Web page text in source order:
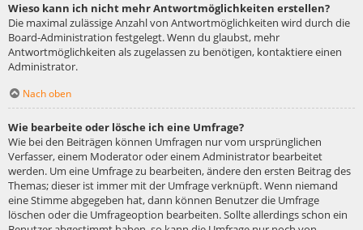
Wieso kann ich nicht mehr Antwortmöglichkeiten erstellen?
Die maximal zulässige Anzahl von Antwortmöglichkeiten wird durch die
Board-Administration festgelegt. Wenn du glaubst, mehr
Antwortmöglichkeiten als zugelassen zu benötigen, kontaktiere einen
Administrator.
Nach oben
Wie bearbeite oder lösche ich eine Umfrage?
Wie bei den Beiträgen können Umfragen nur vom ursprünglichen
Verfasser, einem Moderator oder einem Administrator bearbeitet
werden. Um eine Umfrage zu bearbeiten, ändere den ersten Beitrag des
Themas; dieser ist immer mit der Umfrage verknüpft. Wenn niemand
eine Stimme abgegeben hat, dann können Benutzer die Umfrage
löschen oder die Umfrageoption bearbeiten. Sollte allerdings schon ein